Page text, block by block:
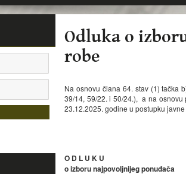
Odluka o
robe
Na osnovu člana 64. stav (1) tačka
39/14, 59/22. i 50/24.), a na
23.12.2025. godine u postupku
O D L U K U
o izborunajpovolјnijegponuđača